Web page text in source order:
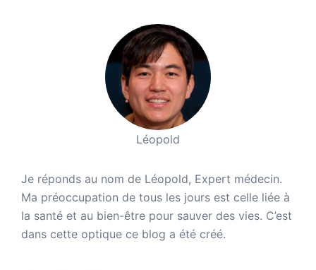
Léopold
Je réponds au nom de Léopold, Expert médecin.
Ma préoccupation de tous les jours est celle liée à
la santé et au bien-être pour sauver des vies. C’est
dans cette optique ce blog a été créé.